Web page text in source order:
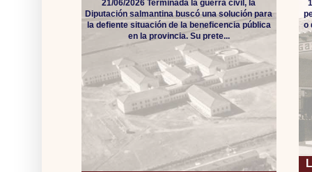
21/06/2026 Terminada la guerra civil, la
Diputación salmantina buscó una solución para
la defiente situación de la beneficencia pública
en la provincia. Su prete...
o